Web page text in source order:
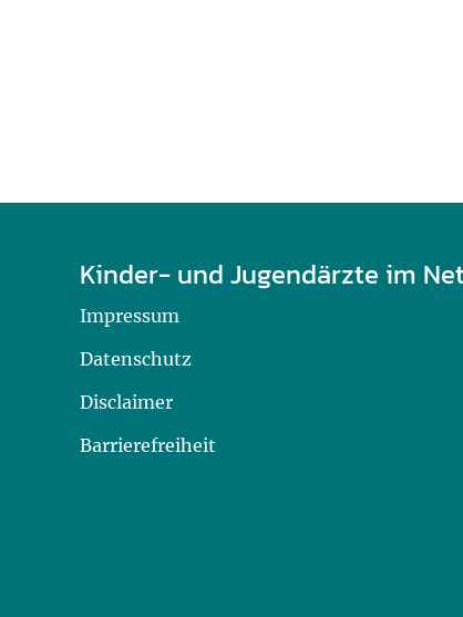
Kinder- und Jugendärzte im
Impressum
Datenschutz
Disclaimer
Barrierefreiheit